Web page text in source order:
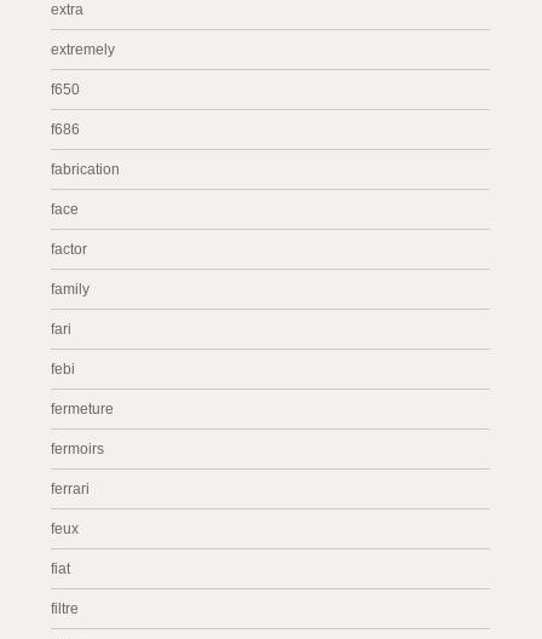
extra
extremely
f650
f686
fabrication
face
factor
family
fari
febi
fermeture
fermoirs
ferrari
feux
fiat
filtre